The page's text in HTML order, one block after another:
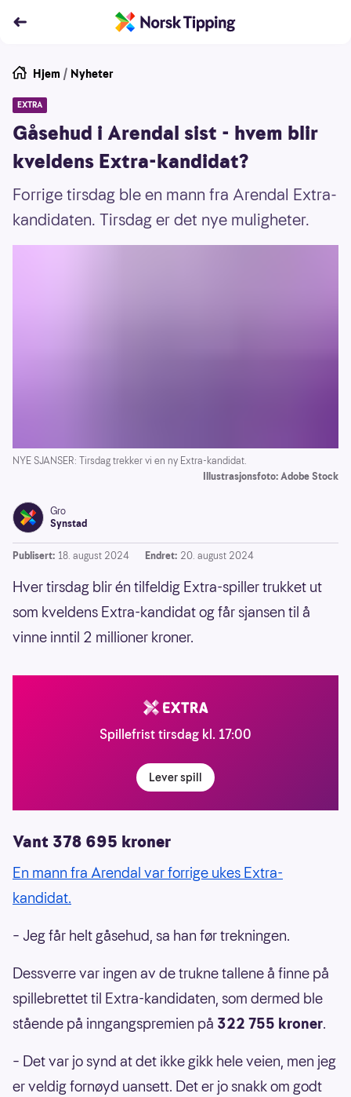
Hjem / Nyheter
EXTRA
Gåsehud i Arendal sist - hvem blir
kveldens Extra-kandidat?
Forrige tirsdag ble en mann fra Arendal Extra-
kandidaten. Tirsdag er det nye muligheter.
NYE SJANSER: Tirsdag trekker vi en ny Extra-kandidat.
Illustrasjonsfoto: Adobe Stock
Gro
Synstad
Publisert: 18. august 2024 Endret: 20. august 2024
Hver tirsdag blir én tilfeldig Extra-spiller trukket ut
som kveldens Extra-kandidat og får sjansen til å
vinne inntil 2 millioner kroner.
Spillefrist tirsdag kl. 17:00
Lever spill
Vant 378 695 kroner
En mann fra Arendal var forrige ukes Extra-
kandidat.
– Jeg får helt gåsehud, sa han før trekningen.
Dessverre var ingen av de trukne tallene å finne på
spillebrettet til Extra-kandidaten, som dermed ble
stående på inngangspremien på 322 755 kroner.
– Det var jo synd at det ikke gikk hele veien, men jeg
er veldig fornøyd uansett. Det er jo snakk om godt